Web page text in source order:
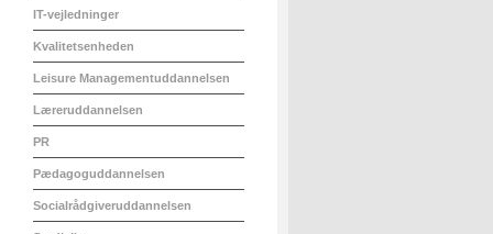
IT-vejledninger
Kvalitetsenheden
Leisure Managementuddannelsen
Læreruddannelsen
PR
Pædagoguddannelsen
Socialrådgiveruddannelsen